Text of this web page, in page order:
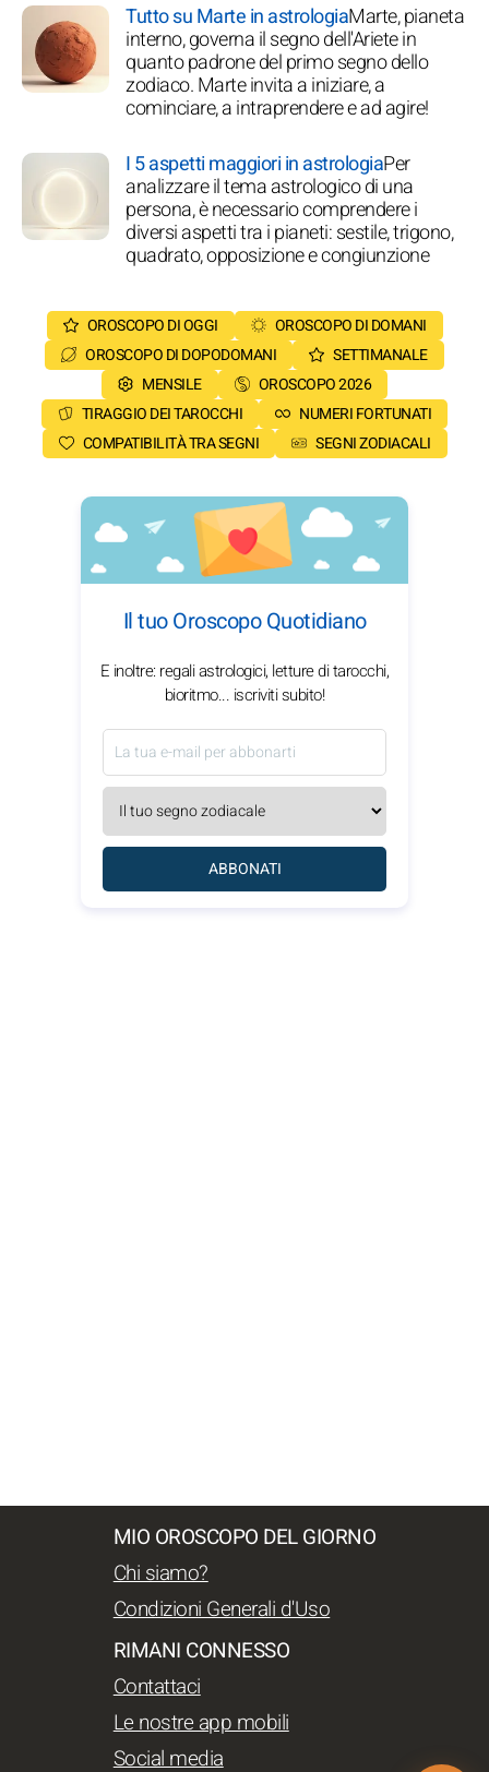
Tutto su Marte in astrologiaMarte, pianeta
interno, governa il segno dell'Ariete in
quanto padrone del primo segno dello
zodiaco. Marte invita a iniziare, a
cominciare, a intraprendere e ad agire!
I 5 aspetti maggiori in astrologiaPer
analizzare il tema astrologico di una
persona, è necessario comprendere i
diversi aspetti tra i pianeti: sestile, trigono,
quadrato, opposizione e congiunzione
OROSCOPO DI OGGI
OROSCOPO DI DOMANI
OROSCOPO DI DOPODOMANI
SETTIMANALE
MENSILE
OROSCOPO 2026
TIRAGGIO DEI TAROCCHI
NUMERI FORTUNATI
COMPATIBILITÀ TRA SEGNI
SEGNI ZODIACALI
Il tuo Oroscopo Quotidiano
E inoltre: regali astrologici, letture di tarocchi,
bioritmo... iscriviti subito!
ABBONATI
MIO OROSCOPO DEL GIORNO
Chi siamo?
Condizioni Generali d'Uso
RIMANI CONNESSO
Contattaci
Le nostre app mobili
Social media